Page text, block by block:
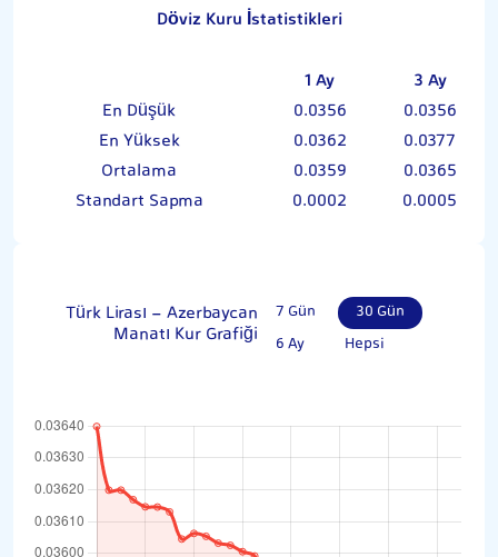
Döviz Kuru İstatistikleri
1 Ay
3 Ay
En Düşük
0.0356
0.0356
En Yüksek
0.0362
0.0377
Ortalama
0.0359
0.0365
Standart Sapma
0.0002 0.0005
Türk Lirası - Azerbaycan
Manatı Kur Grafiği
7 Gün
30 Gün
6 Ay
Hepsi